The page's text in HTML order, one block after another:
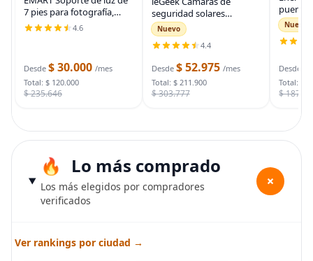
7 pies para fotografía,
soporte de trípode
portátil para fotos y
con funda de
4.6
Desde $ 30.000 /mes
Total: $ 120.000
$ 235.646
seguridad solares
inalámbricas para
exteriores, cámara WiFi 2K
para sistema de
seguridad del hogar,
cámara de vigilancia
Nuevo
4.4
Desde $ 52.975 /mes
Total: $ 211.900
$ 303.777
puente
auto,
para
bolsa
Nuevo
Desde
Total: $
$
Lo más comprado
Los más elegidos por compradores
verificados
+
Ver rankings por ciudad →